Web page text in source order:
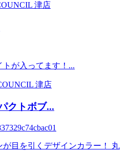
津店
が入ってます！...
津店
クトボブ...
目を引くデザインカラー！ 丸